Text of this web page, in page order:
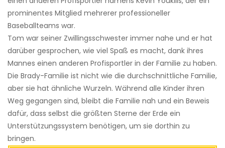
prominentes Mitglied mehrerer professioneller
Baseballteams war.
Tom war seiner Zwillingsschwester immer nahe und er hat
darüber gesprochen, wie viel Spaß es macht, dank ihres
Mannes einen anderen Profisportler in der Familie zu haben.
Die Brady-Familie ist nicht wie die durchschnittliche Familie,
aber sie hat ähnliche Wurzeln. Während alle Kinder ihren
Weg gegangen sind, bleibt die Familie nah und ein Beweis
dafür, dass selbst die größten Sterne der Erde ein
Unterstützungssystem benötigen, um sie dorthin zu
bringen.